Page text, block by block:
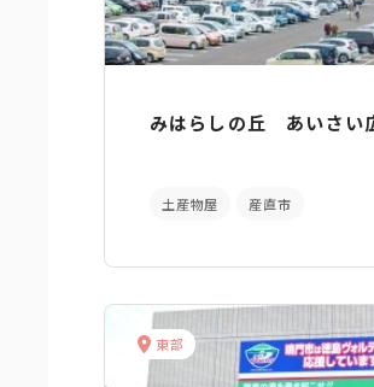
みはらしの丘 あいさい
土産物屋 産直市
東部